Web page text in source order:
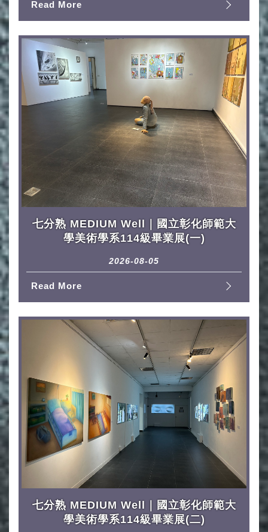
Read More
七分熟 MEDIUM Well｜國立彰化師範大
學美術學系114級畢業展(一)
2026-08-05
Read More
七分熟 MEDIUM Well｜國立彰化師範大
學美術學系114級畢業展(二)